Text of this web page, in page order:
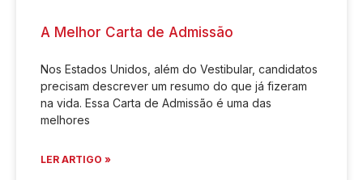
A Melhor Carta de Admissão
Nos Estados Unidos, além do Vestibular, candidatos
precisam descrever um resumo do que já fizeram
na vida. Essa Carta de Admissão é uma das
melhores
LER ARTIGO »